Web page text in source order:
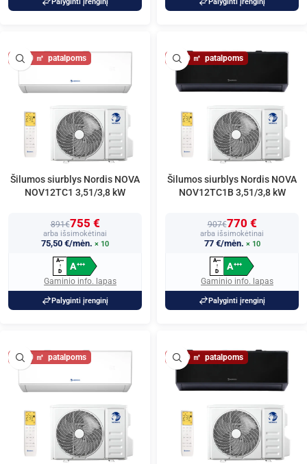
40
Šilumos siurblys Nordis NOVA
NOV12TC1 3,51/3,8 kW
891€755 €
arba išsimokėtinai
75,50 €/mėn. × 10
A+++
↑
D
A+++
Gaminio info. lapas
Palyginti įrenginį
40
Šilumos siurblys Nordis NOVA
NOV12TC1B 3,51/3,8 kW
907€770 €
arba išsimokėtinai
77 €/mėn. × 10
A+++
↑
D
A+++
Gaminio info. lapas
Palyginti įrenginį
60 60